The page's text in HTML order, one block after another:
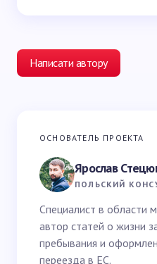
Написати автору
Ваша e-mail адреса не
Ваше імʼя *
Email *
ОСНОВАТЕЛЬ ПРОЕКТА
Ярослав
ПОЛЬСКИЙ
Специалист в области
автор статей о жизни
пребывания и
переезда в ЕС.